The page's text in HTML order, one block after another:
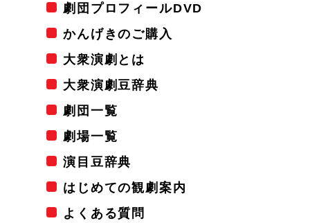
劇団プロフィールDVD
かんげきのご購入
大衆演劇とは
大衆演劇豆辞典
劇団一覧
劇場一覧
演目豆辞典
はじめての観劇案内
よくある質問